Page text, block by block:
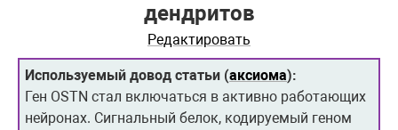
дендритов
Редактировать
Используемый довод статьи (аксиома):
Ген OSTN стал включаться в активно работающих
нейронах. Сигнальный белок, кодируемый геном